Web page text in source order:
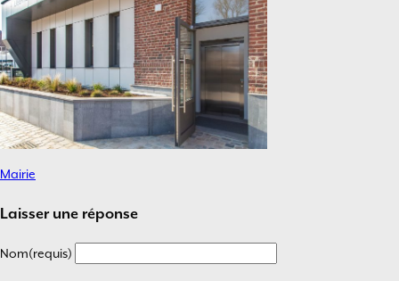
Navigation
de
l’article
Mairie
Laisser une réponse
Nom(requis)